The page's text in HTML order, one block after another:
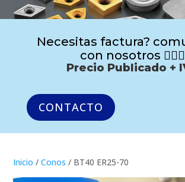
Necesitas factura?
con nosotros 🙋🏻‍♂️
Precio Publicado +
CONTACTO
Inicio /Conos / BT40 ER25-70